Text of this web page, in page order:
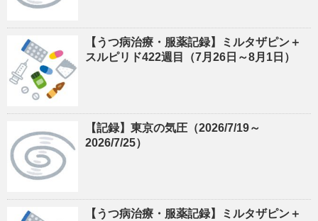
【うつ病治療・服薬記録】ミルタザピン＋
スルピリド422週目（7月26日～8月1日）
【記録】東京の気圧（2026/7/19～
2026/7/25）
【うつ病治療・服薬記録】ミルタザピン＋